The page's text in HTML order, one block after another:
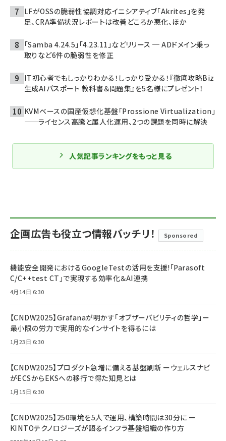
LFがOSSの脆弱性協調対応イニシアティブ「Akrites」を発
足、CRA準備状況レポートは改善どころか悪化、ほか
「Samba 4.24.5」「4.23.11」などリリース ─ ADドメイン乗っ
取りなど6件の脆弱性を修正
IT初心者でもしっかりわかる！しっかり受かる！『徹底攻略Biz
生成AIパスポート 教科書＆問題集』を5名様にプレゼント！
KVMベースの国産仮想化基盤「Prossione Virtualization」
——ライセンス高騰と属人化運用、2つの課題を同時に解決
人気記事ランキングをもっと見る
企画広告も役立つ情報バッチリ！ Sponsored
機能安全開発におけるGoogleTestの活用を支援!「Parasoft
C/C++test CT」で実現する効率化＆AI連携
4月14日 6:30
【CNDW2025】Grafanaが明かす「オブザーバビリティの哲学」ー
最小限の労力で実用的なインサイトを得るには
1月23日 6:30
【CNDW2025】プロダクト急増に備える基盤刷新 ーウェルスナビ
がECSからEKSへの移行で得た知見とは
1月15日 6:30
【CNDW2025】250環境を5人で運用、構築時間は30分に ー
KINTOテクノロジーズが語るインフラ基盤組織の作り方